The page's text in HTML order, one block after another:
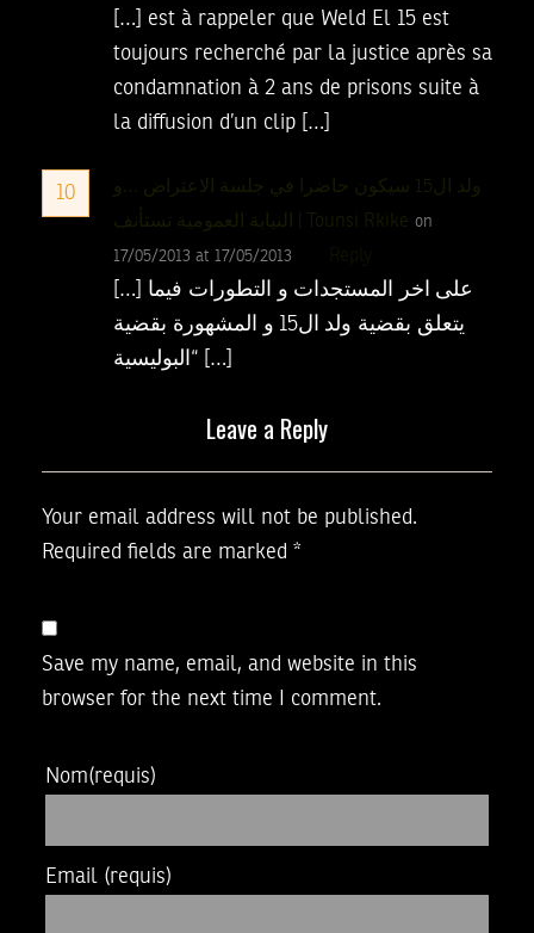
[…] est à rappeler que Weld El 15 est
toujours recherché par la justice après sa
condamnation à 2 ans de prisons suite à
la diffusion d’un clip […]
10
ولد ال15 سيكون حاضرا في جلسة الاعتراض …و
النيابة العمومية تستأنف | Tounsi Rkike on
17/05/2013 at 17/05/2013
[…] على اخر المستجدات و التطورات فيما
يتعلق بقضية ولد ال15 و المشهورة بقضية
“البوليسية […]
Leave a Reply
Your email address will not be published.
Required fields are marked *
Save my name, email, and website in this
browser for the next time I comment.
Nom(requis)
Email (requis)